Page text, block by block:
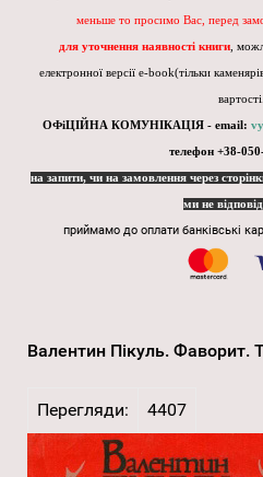
меньше то просимо Вас, перед
для уточнення наявності книги ,
електронної версії e-book(тільки
ОФіЦІЙНА КОМУНІКАЦІЯ - email:
телефон +38-
на запити, чи на замовлення через
ми не
приймамо до оплати банківські
Валентин Пікуль. Фаворит.
Перегляди: 4407